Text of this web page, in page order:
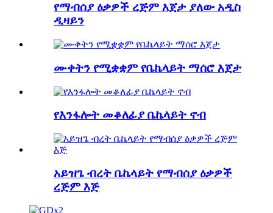
የማብሰያ ዕቃዎች ረጅም እጀታ ያለው አዲስ
ዲዛይን
ሙቀትን የሚቋቋም የቤኬላይት ማሰሮ እጀታ
የእንፋሎት መቆለፊያ ቤኬላይት ኖብ
አይዝጌ ብረት ቤኬላይት የማብሰያ ዕቃዎች
ረጅም እጅ